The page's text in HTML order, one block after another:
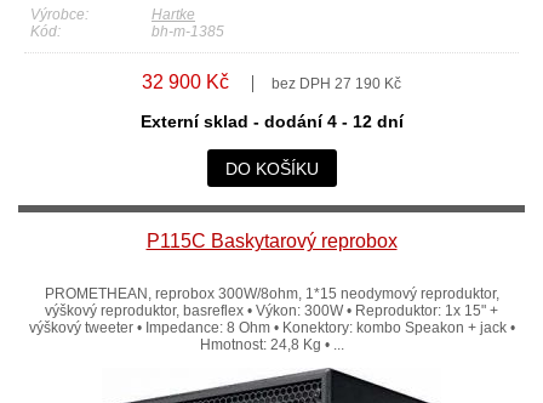
Výrobce:
Hartke
Kód:
bh-m-1385
32 900 Kč bez DPH 27 190 Kč
Externí sklad - dodání 4 - 12 dní
DO KOŠÍKU
P115C Baskytarový reprobox
PROMETHEAN, reprobox 300W/8ohm, 1*15 neodymový reproduktor,
výškový reproduktor, basreflex • Výkon: 300W • Reproduktor: 1x 15" +
výškový tweeter • Impedance: 8 Ohm • Konektory: kombo Speakon + jack •
Hmotnost: 24,8 Kg • ...